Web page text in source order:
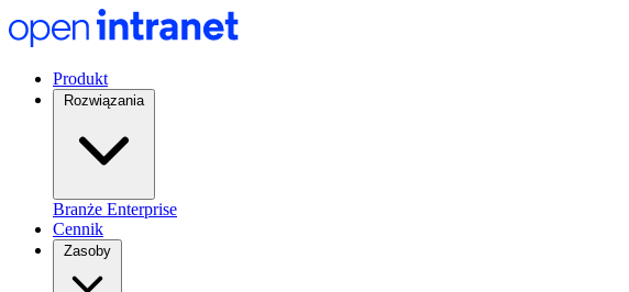
Produkt
Branże Enterprise
Cennik